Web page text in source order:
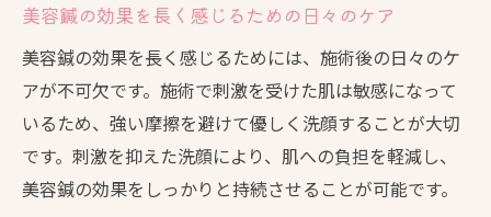
美容鍼の施術直後に避けたい行動と理由
美容鍼施術後の入浴や運動時の注意点
美容鍼後の肌に合う保湿アイテム選び
美容鍼後のケアで実感するリフトアップ効
果
肌本来の美しさを引き出す美容鍼後の習慣
美容鍼の効果を長く感じるための日々のケア
美容鍼の効果を長く感じるためには、施術後の日々のケ
アが不可欠です。施術で刺激を受けた肌は敏感になって
いるため、強い摩擦を避けて優しく洗顔することが大切
です。刺激を抑えた洗顔により、肌への負担を軽減し、
美容鍼の効果をしっかりと持続させることが可能です。